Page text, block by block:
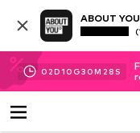
ABOUT
02D10 G30M 28 S